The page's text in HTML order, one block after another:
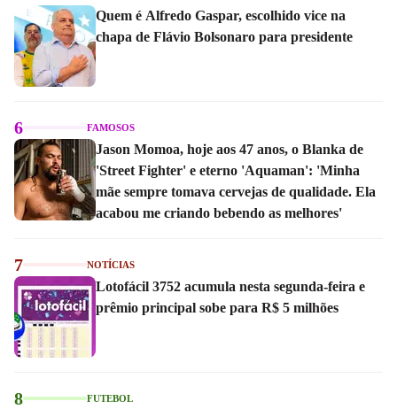
Quem é Alfredo Gaspar, escolhido vice na
chapa de Flávio Bolsonaro para presidente
6 FAMOSOS
Jason Momoa, hoje aos 47 anos, o Blanka de
'Street Fighter' e eterno 'Aquaman': 'Minha
mãe sempre tomava cervejas de qualidade. Ela
acabou me criando bebendo as melhores'
7 NOTÍCIAS
Lotofácil 3752 acumula nesta segunda-feira e
prêmio principal sobe para R$ 5 milhões
8 FUTEBOL